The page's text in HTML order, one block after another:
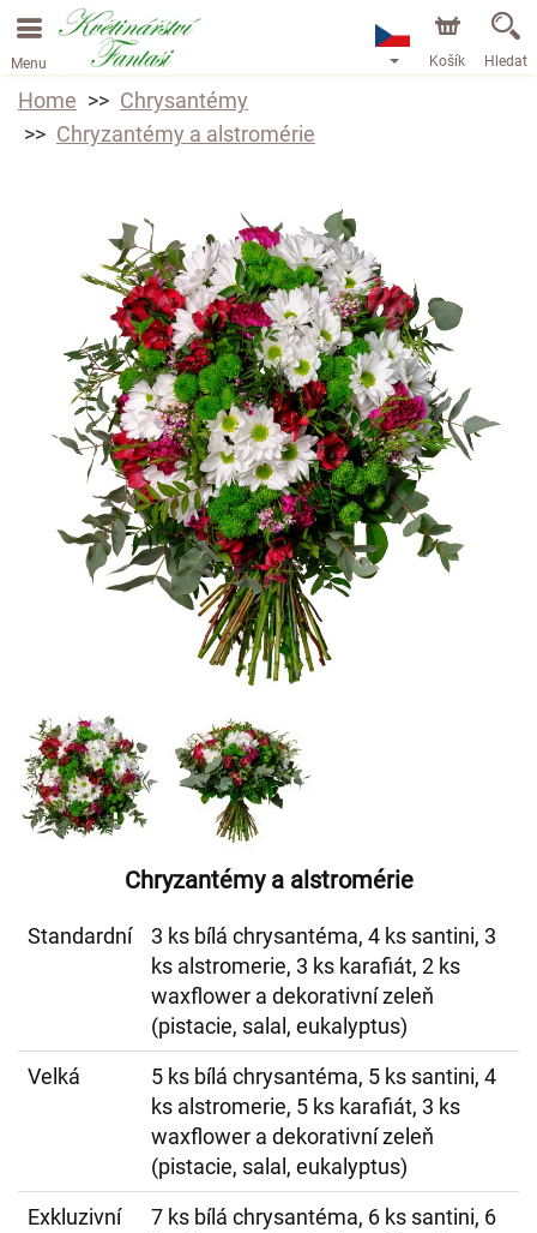
Menu Košík Hledat
Home
Chrysantémy
Chryzantémy a alstromérie
Chryzantémy a alstromérie
Standardní
3 ks bílá chrysantéma, 4 ks santini, 3
ks alstromerie, 3 ks karafiát, 2 ks
waxflower a dekorativní zeleň
(pistacie, salal, eukalyptus)
Velká
5 ks bílá chrysantéma, 5 ks santini, 4
ks alstromerie, 5 ks karafiát, 3 ks
waxflower a dekorativní zeleň
(pistacie, salal, eukalyptus)
Exkluzivní
7 ks bílá chrysantéma, 6 ks santini, 6